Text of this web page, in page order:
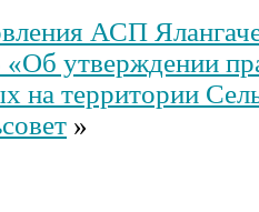
АСП
утверждении
на территории
»